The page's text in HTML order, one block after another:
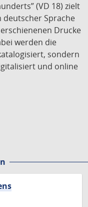
(VD 18) zielt
deutscher Sprache
Drucke
werden die
sondern
und online